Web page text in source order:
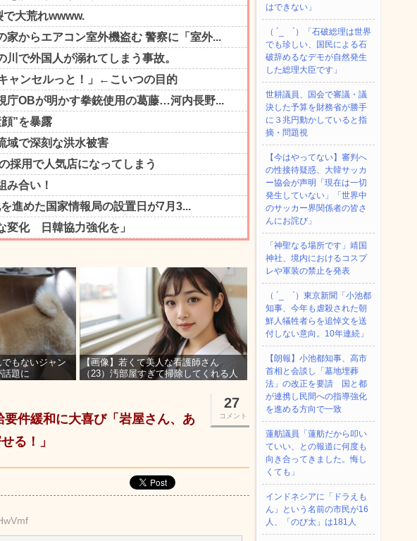
もないジャン
題に
【画像】若くて美人な看護師さん
（23）汚部屋すぎて掃除してくれる人
27
コメント
件緩和に大喜び「岩屋さん、あ
る！」
はできない」
（ ´_ゝ`）「石破総理は世界
でも珍しい、国民による石
破辞めるなデモが自然発生
した総理大臣です」
世耕議員、国会で審議・議
決した予算を財務省が勝手
に３兆円動かしていると指
摘・問題視
【今はやってない】審判へ
の性接待疑惑、大韓サッカ
ー協会が声明「現在は一切
発生していない」「世界中
のサッカー界関係者の皆さ
んにお詫び」
「神聖なる場所です」靖国
神社、境内におけるコスプ
レや軍装の禁止を発表
（ ´_ゝ`）東京新聞「小池都
知事、今年も虐殺された朝
鮮人犠牲者らを追悼文を送
付しない意向。10年連続」
【朗報】小池都知事、高市
首相と会談し「墓地埋葬
法」の改正を要請 国と都
が連携し民間への指導強化
を進める方向で一致
蓮舫議員「蓮舫だから叩い
ていい、との報道に何度も
向き合ってきました。悔し
くても」
インドネシアに「ドラえも
ん」という名前の市民が16
人、「のび太」は181人